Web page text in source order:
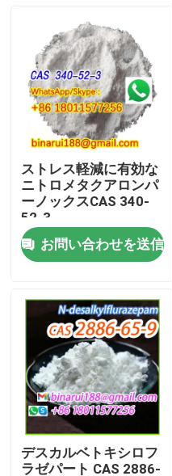
製品
ビデオ
わたしたち に つい て
工場 ツアー
品質管理
引金 を 求め て ください
日常化学原材料
無機化学薬品の原料
良い化学中間物
ストレス軽減に有効な
ニトロメタクアロンパ
ーノックスCAS 340-
52-3
お問い合わせを送信
デスカルベトキシロフ
ラゼパート CAS 2886-